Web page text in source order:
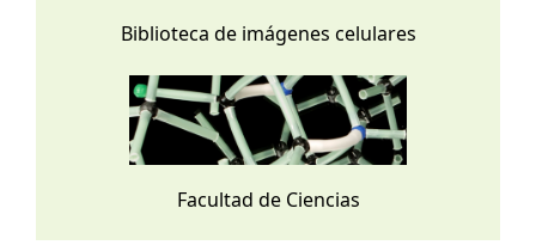
Biblioteca de imágenes celulares
Facultad de Ciencias